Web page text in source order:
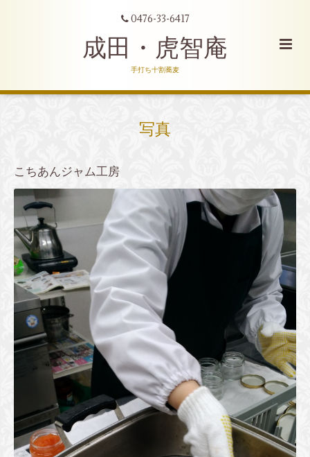
0476-33-6417
成田・虎智庵
手打ち十割蕎麦
写真
こちあんジャム工房